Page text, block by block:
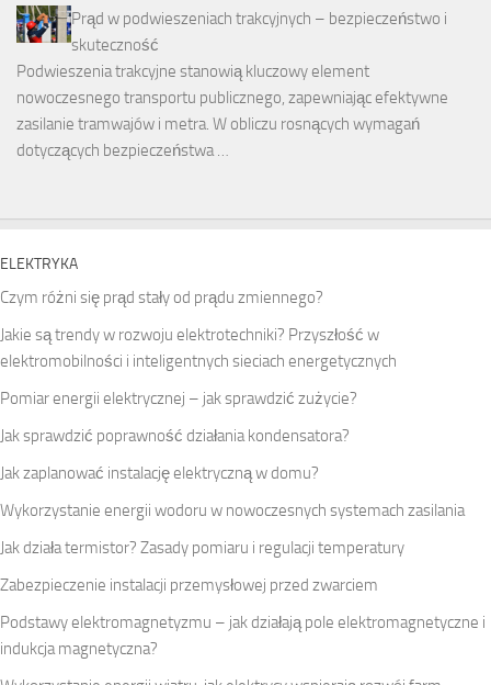
Prąd w podwieszeniach trakcyjnych – bezpieczeństwo i
skuteczność
Podwieszenia trakcyjne stanowią kluczowy element
nowoczesnego transportu publicznego, zapewniając efektywne
zasilanie tramwajów i metra. W obliczu rosnących wymagań
dotyczących bezpieczeństwa …
ELEKTRYKA
Czym różni się prąd stały od prądu zmiennego?
Jakie są trendy w rozwoju elektrotechniki? Przyszłość w
elektromobilności i inteligentnych sieciach energetycznych
Pomiar energii elektrycznej – jak sprawdzić zużycie?
Jak sprawdzić poprawność działania kondensatora?
Jak zaplanować instalację elektryczną w domu?
Wykorzystanie energii wodoru w nowoczesnych systemach zasilania
Jak działa termistor? Zasady pomiaru i regulacji temperatury
Zabezpieczenie instalacji przemysłowej przed zwarciem
Podstawy elektromagnetyzmu – jak działają pole elektromagnetyczne i
indukcja magnetyczna?